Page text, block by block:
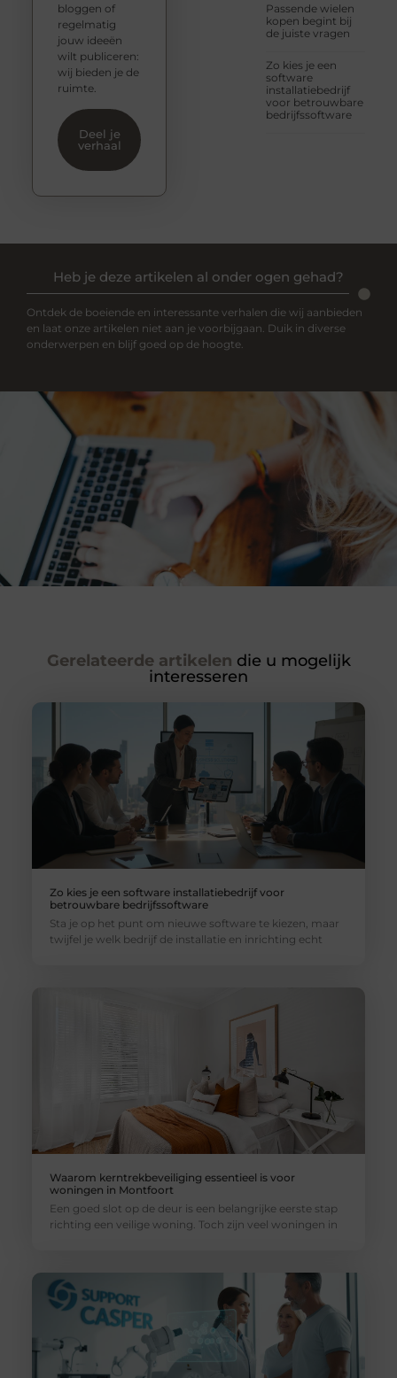
Passende wielen
kopen begint bij
de juiste vragen
Zo kies je een
software
installatiebedrijf
voor betrouwbare
bedrijfssoftware
bloggen of
regelmatig
jouw ideeën
wilt publiceren:
wij bieden je de
ruimte.
Deel je
verhaal
Heb je deze artikelen al onder ogen gehad?
Ontdek de boeiende en interessante verhalen die wij aanbieden
en laat onze artikelen niet aan je voorbijgaan. Duik in diverse
onderwerpen en blijf goed op de hoogte.
Gerelateerde artikelen die u mogelijk
interesseren
Zo kies je een software installatiebedrijf voor
betrouwbare bedrijfssoftware
Sta je op het punt om nieuwe software te kiezen, maar
twijfel je welk bedrijf de installatie en inrichting echt
Waarom kerntrekbeveiliging essentieel is voor
woningen in Montfoort
Een goed slot op de deur is een belangrijke eerste stap
richting een veilige woning. Toch zijn veel woningen in